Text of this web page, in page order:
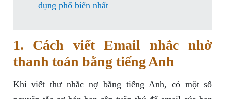
dụng phổ biến nhất
1. Cách viết Email nhắc nhở
thanh toán bằng tiếng Anh
Khi viết thư nhắc nợ bằng tiếng Anh, có một số